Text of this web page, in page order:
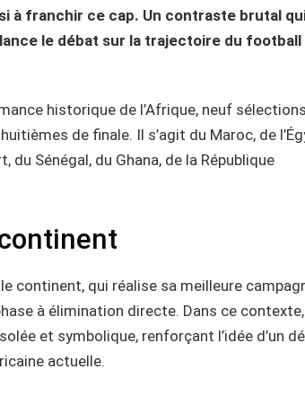
à franchir ce cap. Un contraste brutal
le débat sur la trajectoire du football
historique de l’Afrique, neuf sélections
de finale. Il s’agit du Maroc, de
du Sénégal, du Ghana, de la République
continent, qui réalise sa meilleure
à élimination directe. Dans ce contexte,
et symbolique, renforçant l’idée d’un
actuelle.